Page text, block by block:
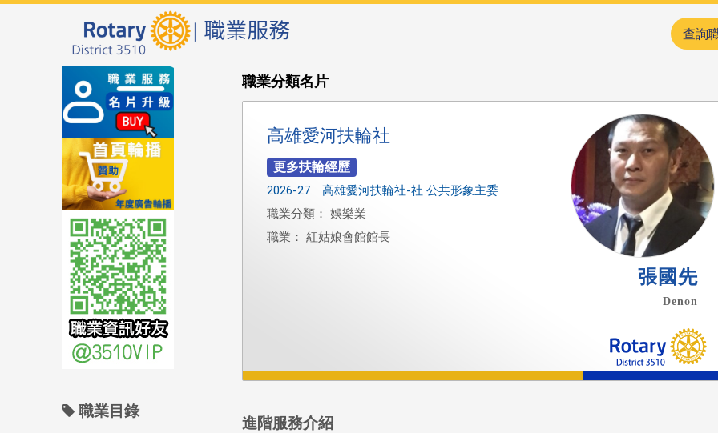
查詢
職業目錄
職業分類名片
高雄愛河扶輪社
2026-27 高雄愛河扶輪社-社 公共形象主委
職業分類： 娛樂業
職業： 紅姑娘會館館長
張國先
Denon
進階服務介紹